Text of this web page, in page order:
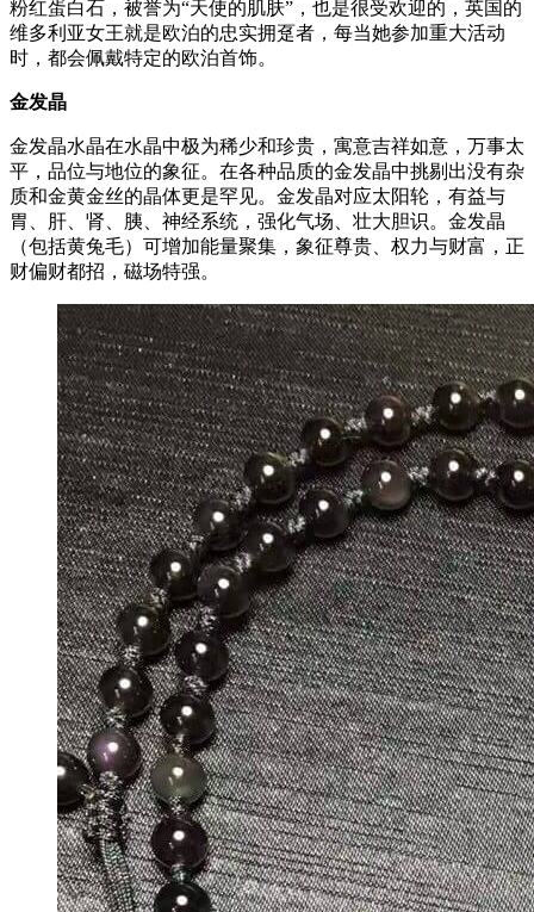
粉红蛋白石，被誉为“天使的肌肤”，也是很受欢迎的，英国的
维多利亚女王就是欧泊的忠实拥趸者，每当她参加重大活动
时，都会佩戴特定的欧泊首饰。
金发晶
金发晶水晶在水晶中极为稀少和珍贵，寓意吉祥如意，万事太
平，品位与地位的象征。在各种品质的金发晶中挑剔出没有杂
质和金黄金丝的晶体更是罕见。金发晶对应太阳轮，有益与
胃、肝、肾、胰、神经系统，强化气场、壮大胆识。金发晶
（包括黄兔毛）可增加能量聚集，象征尊贵、权力与财富，正
财偏财都招，磁场特强。